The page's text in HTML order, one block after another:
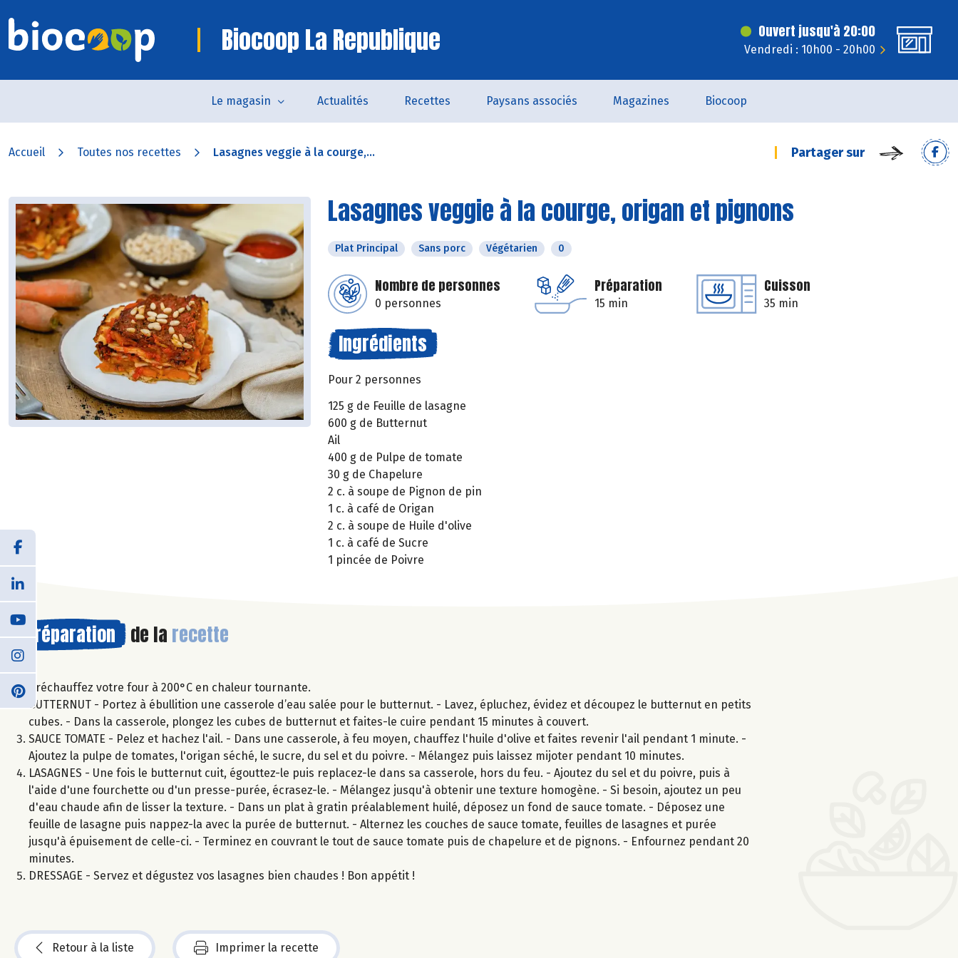
Biocoop La Republique Ouvert jusqu'à 20:00
Vendredi : 10h00 - 20h00
Le magasin Actualités Recettes Paysans associés Magazines Biocoop
Accueil Toutes nos recettes Lasagnes veggie à la courge,... Partager sur
Lasagnes veggie à la courge, origan et pignons
Plat Principal Sans porc Végétarien 0
Nombre de personnes
0 personnes
Préparation
15 min
Cuisson
35 min
Ingrédients
Pour 2 personnes
125 g de Feuille de lasagne
600 g de Butternut
Ail
400 g de Pulpe de tomate
30 g de Chapelure
2 c. à soupe de Pignon de pin
1 c. à café de Origan
2 c. à soupe de Huile d'olive
1 c. à café de Sucre
1 pincée de Poivre
Préparation de la recette
Préchauffez votre four à 200°C en chaleur tournante.
BUTTERNUT - Portez à ébullition une casserole d’eau salée pour le butternut. - Lavez, épluchez, évidez et découpez le butternut en petits
cubes. - Dans la casserole, plongez les cubes de butternut et faites-le cuire pendant 15 minutes à couvert.
SAUCE TOMATE - Pelez et hachez l'ail. - Dans une casserole, à feu moyen, chauffez l'huile d'olive et faites revenir l'ail pendant 1 minute. -
Ajoutez la pulpe de tomates, l'origan séché, le sucre, du sel et du poivre. - Mélangez puis laissez mijoter pendant 10 minutes.
LASAGNES - Une fois le butternut cuit, égouttez-le puis replacez-le dans sa casserole, hors du feu. - Ajoutez du sel et du poivre, puis à
l'aide d'une fourchette ou d'un presse-purée, écrasez-le. - Mélangez jusqu'à obtenir une texture homogène. - Si besoin, ajoutez un peu
d'eau chaude afin de lisser la texture. - Dans un plat à gratin préalablement huilé, déposez un fond de sauce tomate. - Déposez une
feuille de lasagne puis nappez-la avec la purée de butternut. - Alternez les couches de sauce tomate, feuilles de lasagnes et purée
jusqu'à épuisement de celle-ci. - Terminez en couvrant le tout de sauce tomate puis de chapelure et de pignons. - Enfournez pendant 20
minutes.
DRESSAGE - Servez et dégustez vos lasagnes bien chaudes ! Bon appétit !
Retour à la liste Imprimer la recette